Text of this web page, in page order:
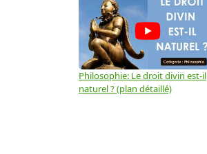
Philosophie: Le droit divin est-il
naturel ? (plan détaillé)